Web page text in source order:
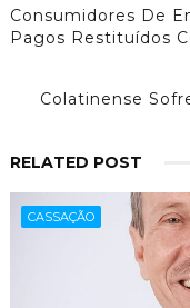
Consumidores De
Pagos Restituídos
Colatinense
RELATED POST
CASSAÇÃO